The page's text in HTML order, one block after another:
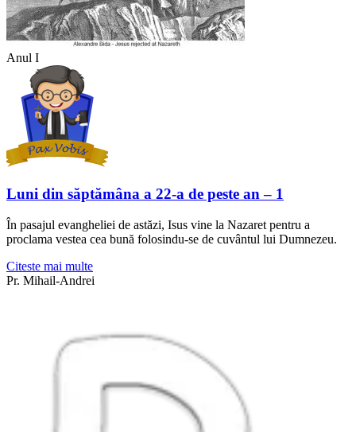
Anul I
Luni din săptămâna a 22-a de peste an – 1
În pasajul evangheliei de astăzi, Isus vine la Nazaret pentru a
proclama vestea cea bună folosindu-se de cuvântul lui Dumnezeu.
Citeste mai multe
Pr. Mihail-Andrei